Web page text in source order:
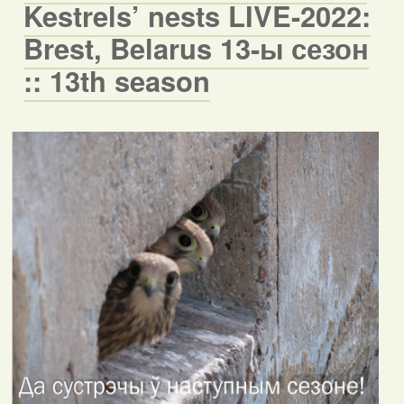
Kestrels’ nests LIVE-2022:
Brest, Belarus 13-ы сезон
:: 13th season